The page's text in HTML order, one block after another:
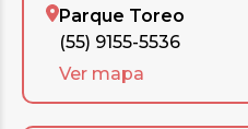
Parque Toreo
(55) 9155-5536
Ver mapa